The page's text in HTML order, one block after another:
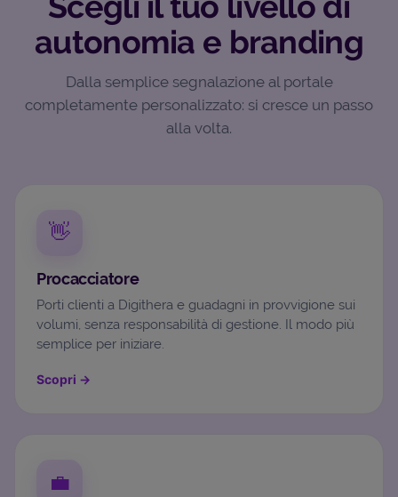
autonomia e branding
Dalla semplice segnalazione al portale
completamente personalizzato: si cresce un passo
alla volta.
👋
Procacciatore
Porti clienti a Digithera e guadagni in provvigione sui
volumi, senza responsabilità di gestione. Il modo più
semplice per iniziare.
Scopri →
💼